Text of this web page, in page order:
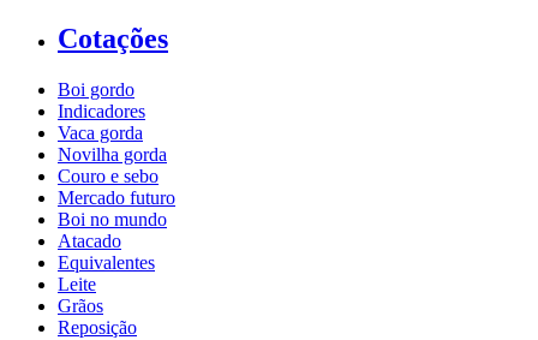
Cotações
Boi gordo
Indicadores
Vaca gorda
Novilha gorda
Couro e sebo
Mercado futuro
Boi no mundo
Atacado
Equivalentes
Leite
Grãos
Reposição